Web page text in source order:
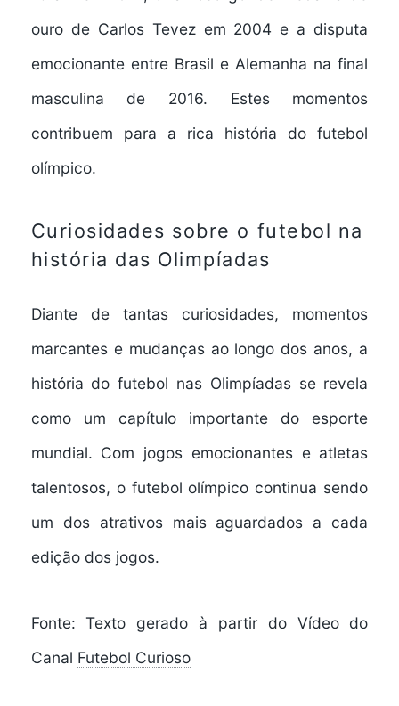
ouro de Carlos Tevez em 2004 e a disputa
emocionante entre Brasil e Alemanha na final
masculina de 2016. Estes momentos
contribuem para a rica história do futebol
olímpico.
Curiosidades sobre o futebol na
história das Olimpíadas
Diante de tantas curiosidades, momentos
marcantes e mudanças ao longo dos anos, a
história do futebol nas Olimpíadas se revela
como um capítulo importante do esporte
mundial. Com jogos emocionantes e atletas
talentosos, o futebol olímpico continua sendo
um dos atrativos mais aguardados a cada
edição dos jogos.
Fonte: Texto gerado à partir do Vídeo do
Canal Futebol Curioso